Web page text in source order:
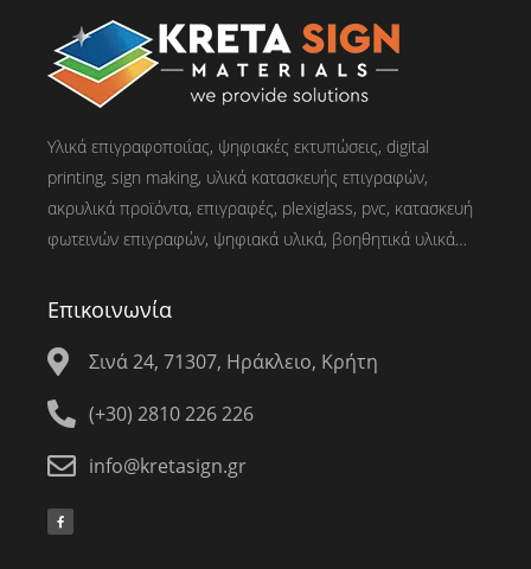
Υλικά επιγραφοποιΐας, ψηφιακές εκτυπώσεις, digital
printing, sign making, υλικά κατασκευής επιγραφών,
ακρυλικά προϊόντα, επιγραφές, plexiglass, pvc, κατασκευή
φωτεινών επιγραφών, ψηφιακά υλικά, βοηθητικά υλικά…
Επικοινωνία
Σινά 24, 71307, Ηράκλειο, Κρήτη
(+30) 2810 226 226
info@kretasign.gr